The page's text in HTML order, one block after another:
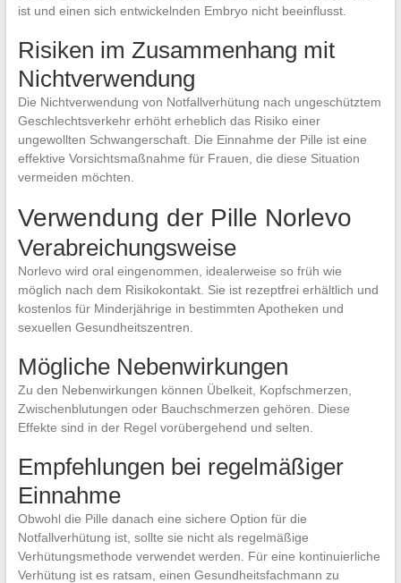
ist und einen sich entwickelnden Embryo nicht beeinflusst.
Risiken im Zusammenhang mit
Nichtverwendung
Die Nichtverwendung von Notfallverhütung nach ungeschütztem
Geschlechtsverkehr erhöht erheblich das Risiko einer
ungewollten Schwangerschaft. Die Einnahme der Pille ist eine
effektive Vorsichtsmaßnahme für Frauen, die diese Situation
vermeiden möchten.
Verwendung der Pille Norlevo
Verabreichungsweise
Norlevo wird oral eingenommen, idealerweise so früh wie
möglich nach dem Risikokontakt. Sie ist rezeptfrei erhältlich und
kostenlos für Minderjährige in bestimmten Apotheken und
sexuellen Gesundheitszentren.
Mögliche Nebenwirkungen
Zu den Nebenwirkungen können Übelkeit, Kopfschmerzen,
Zwischenblutungen oder Bauchschmerzen gehören. Diese
Effekte sind in der Regel vorübergehend und selten.
Empfehlungen bei regelmäßiger
Einnahme
Obwohl die Pille danach eine sichere Option für die
Notfallverhütung ist, sollte sie nicht als regelmäßige
Verhütungsmethode verwendet werden. Für eine kontinuierliche
Verhütung ist es ratsam, einen Gesundheitsfachmann zu